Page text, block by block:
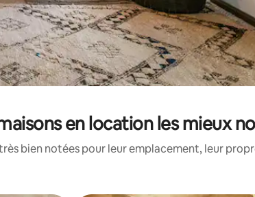
en location les mieux
bien notées pour leur emplacement, leur